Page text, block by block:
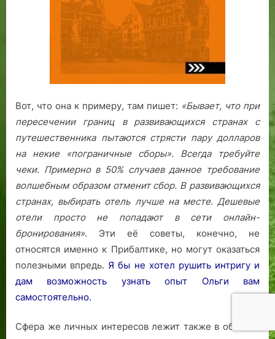
Вот, что она к примеру, там пишет: «Бывает, что при
пересечении границ в развивающихся странах с
путешественника пытаются стрясти пару долларов
на некие «пограничные сборы». Всегда требуйте
чеки. Примерно в 50% случаев данное требование
волшебным образом отменит сбор. В развивающихся
странах, выбирать отель лучше на месте. Дешевые
отели просто не попадают в сети онлайн-
бронирования». Эти её советы, конечно, не
относятся именно к Прибалтике, но могут оказаться
полезными впредь. Я бы не хотел рушить интригу и
дам возможность узнать опыт Ольги вам
самостоятельно.
Сфера же личных интересов лежит также в области